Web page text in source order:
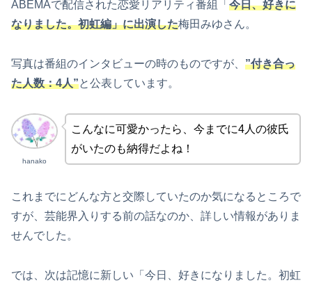
ABEMAで配信された恋愛リアリティ番組「 今日、好きに
なりました。初虹編」に出演した梅田みゆさん。
写真は番組のインタビューの時のものですが、 ”付き合っ
た人数：4人”と公表しています。
hanako
こんなに可愛かったら、今までに4人の彼氏
がいたのも納得だよね！
これまでにどんな方と交際していたのか気になるところで
すが、芸能界入りする前の話なのか、詳しい情報がありま
せんでした。
では、次は記憶に新しい「今日、好きになりました。初虹